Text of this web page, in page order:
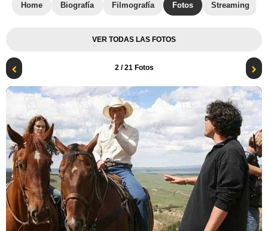
Home Biografía Filmografía Fotos Streaming
VER TODAS LAS FOTOS
2/ 21 Fotos